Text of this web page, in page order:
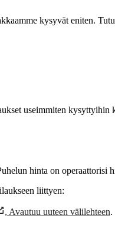
kysyvät eniten.
useimmiten
hinta on operaattorisi
liittyen:
, Avautuu uuteen välilehteen.